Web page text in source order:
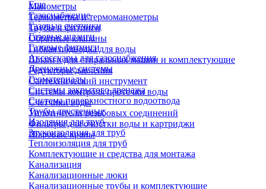
Манометры
Термометры и термоманометры
Трубы и фитинги
Обратные клапаны
Гибкая подводка для воды
Шланги для стиральных машин и комплектующие
Редукторы давления
Сантехнический инструмент
Системы контроля протечки воды
Счетчики воды
Уплотнители резьбовых соединений
Фильтры для очистки воды и картриджи
Шаровые краны
Еще
Газоснабжение
Газовые счетчики
Газовые шланги
Газовые фитинги
Аксессуары для газоснабжения
Дренажные системы
Геоматериалы
Системы закрытого дренажа
Система поверхностного водоотвода
Трубы двустенные
Изоляция для труб
Звукоизоляция для труб
Теплоизоляция для труб
Комплектующие и средства для монтажа
Канализация
Канализационные люки
Канализационные трубы и комплектующие